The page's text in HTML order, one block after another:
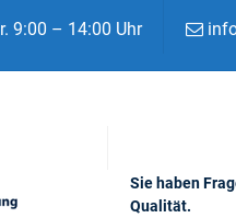
9:00 – 14:00 Uhr
Sie haben
Qualität.